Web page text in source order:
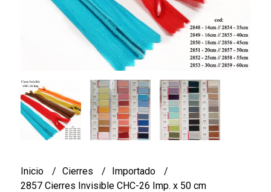
Inicio Cierres
Importado
2857 Cierres Invisible CHC-26 Imp. x 50 cm